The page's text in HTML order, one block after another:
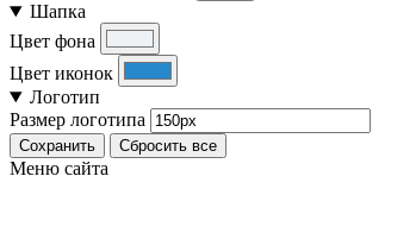
Шапка
Цвет фона
Цвет иконок
Логотип
Размер логотипа
Сохранить Сбросить все
Меню сайта